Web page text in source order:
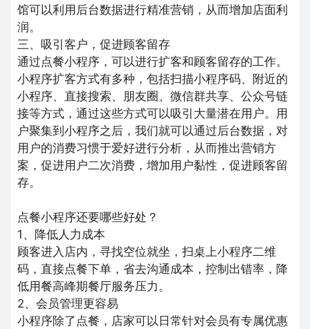
馆可以利用后台数据进行精准营销，从而增加店面利
润。
三、吸引客户，促进顾客留存
通过点餐小程序，可以进行扩客和顾客留存的工作。
小程序扩客方式有多种，包括扫描小程序码、附近的
小程序、直接搜索、朋友圈、微信群共享、公众号链
接等方式，通过这些方式可以吸引大量潜在用户。用
户聚集到小程序之后，我们就可以通过后台数据，对
用户的消费习惯于爱好进行分析，从而推出营销方
案，促进用户二次消费，增加用户黏性，促进顾客留
存。
点餐小程序还要哪些好处？
1、降低人力成本
顾客进入店内，寻找空位就坐，扫桌上小程序二维
码，直接点餐下单，省去沟通成本，控制出错率，降
低用餐高峰期餐厅服务压力。
2、会员管理更容易
小程序除了点餐，店家可以日常针对会员有专属优惠